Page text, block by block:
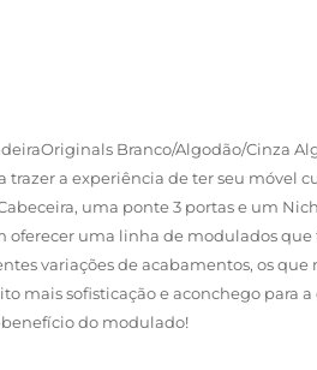
Branco/Algodão/Cinza
trazer a experiência de ter seu móvel
uma ponte 3 portas e um
oferecer uma linha de modulados
variações de acabamentos, os que
mais sofisticação e aconchego para a
do modulado!